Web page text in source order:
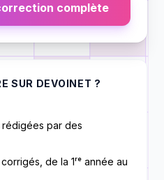
complète
SUR DEVOINET ?
par des
de la 1ʳᵉ année au